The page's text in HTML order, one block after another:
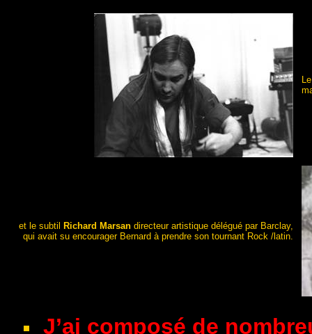
et le subtil Richard Marsan directeur artistique délégué par Barclay,
qui avait su encourager Bernard à prendre son tournant Rock /latin.
J’ai composé de